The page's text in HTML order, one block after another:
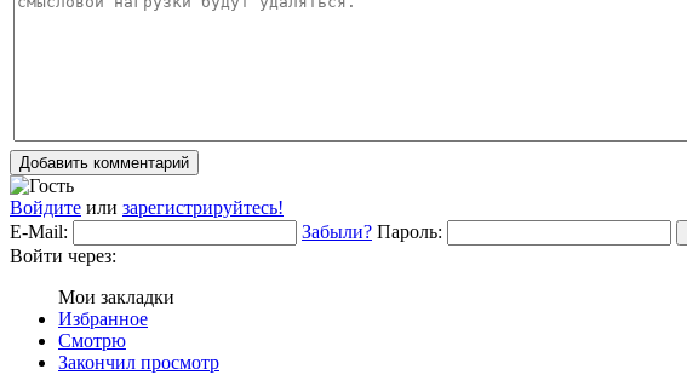
Добавить комментарий
Войдите или зарегистрируйтесь!
E-Mail:
Забыли? Пароль:
Войти через:
Мои закладки
Избранное
Смотрю
Закончил просмотр